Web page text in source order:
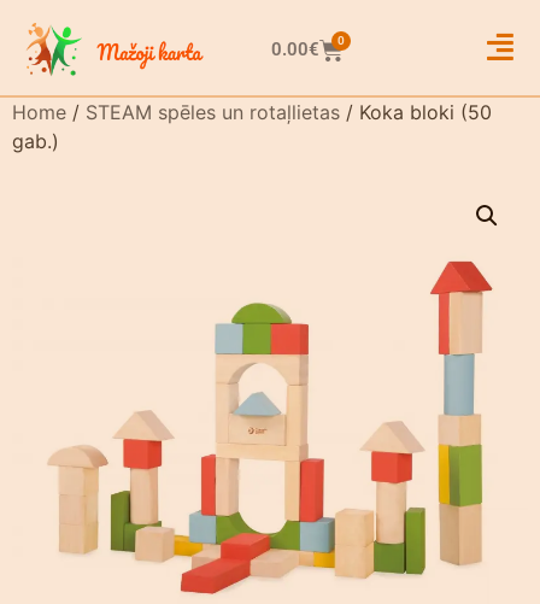
0.00€ 0
Home / STEAM spēles un rotaļlietas / Koka bloki (50
gab.)